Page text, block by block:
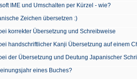
IME und Umschalten per Kürzel - wie?
Zeichen übersetzen :)
korrekter Übersetzung und Schreibweise
handschriftlicher Kanji Übersetzung auf einem
der Übersetzung und Deutung Japanischer
eines Buches?